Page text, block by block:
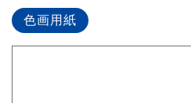
色画用紙